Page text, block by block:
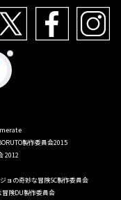
製作委員会2015
2012
ョの奇妙な冒険SC製作委員会
冒険DU製作委員会